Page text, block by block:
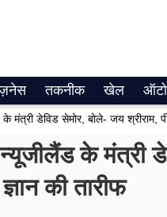
तकनीक खेल ऑटो
के मंत्री
की तारीफ